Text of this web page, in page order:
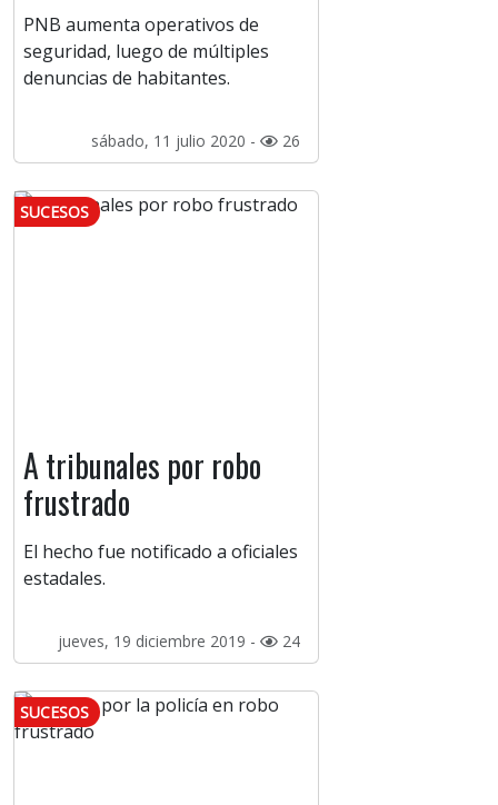
PNB aumenta operativos de
seguridad, luego de múltiples
denuncias de habitantes.
sábado, 11 julio 2020 - 26
SUCESOS
A tribunales por robo
frustrado
El hecho fue notificado a oficiales
estadales.
jueves, 19 diciembre 2019 - 24
SUCESOS